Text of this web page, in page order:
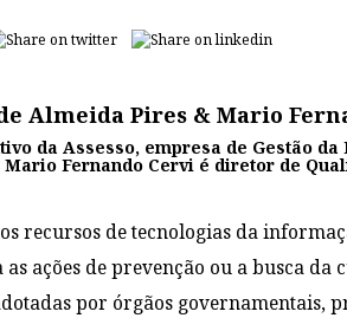
Almeida Pires & Mario
da Assesso, empresa de Gestão
Fernando Cervi é diretor de
recursos de tecnologias da
ações de prevenção ou a busca da
por órgãos governamentais,